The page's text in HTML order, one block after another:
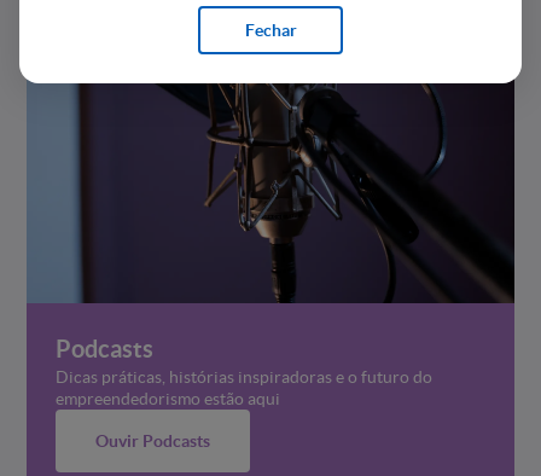
Podcasts
Dicas práticas, histórias inspiradoras e o futuro do
empreendedorismo estão aqui
Ouvir Podcasts
Fechar